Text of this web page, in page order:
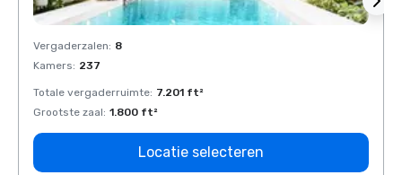
Vergaderzalen: 8
Kamers: 237
Totale vergaderruimte: 7.201 ft²
Grootste zaal: 1.800 ft²
Locatie selecteren